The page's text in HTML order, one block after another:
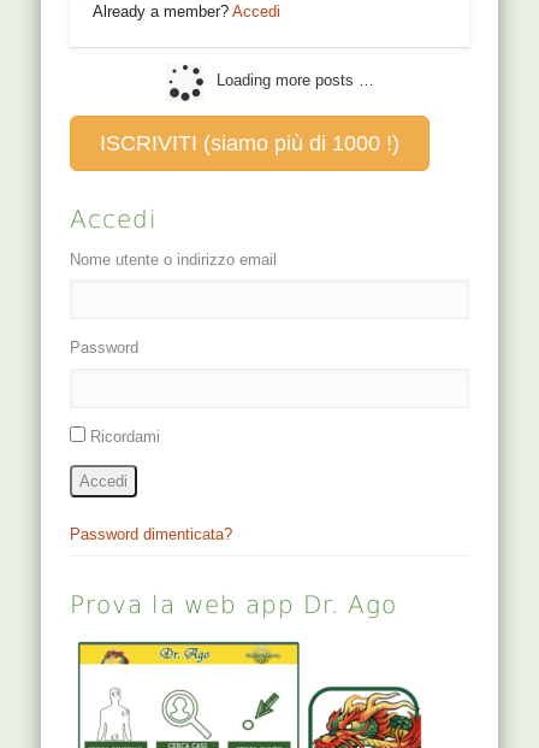
Already a member?Accedi
Loading more posts …
ISCRIVITI (siamo più di 1000 !)
Accedi
Nome utente o indirizzo email
Password
Ricordami
Accedi
Password dimenticata?
Prova la web app Dr. Ago